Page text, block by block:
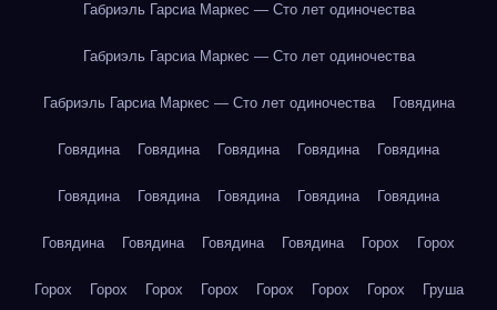
Габриэль Гарсиа Маркес — Сто лет одиночества
Габриэль Гарсиа Маркес — Сто лет одиночества
Габриэль Гарсиа Маркес — Сто лет одиночества Говядина
Говядина Говядина Говядина Говядина Говядина
Говядина Говядина Говядина Говядина Говядина
Говядина Говядина Говядина Говядина Горох Горох
Горох Горох Горох Горох Горох Горох Горох Груша